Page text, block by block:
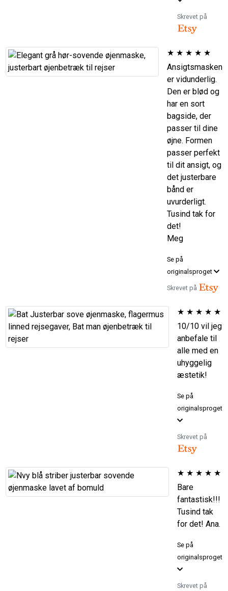
Skrevet på
★ ★ ★ ★ ★
Ansigtsmasken
er vidunderlig.
Den er blød og
har en sort
bagside, der
passer til dine
øjne. Formen
passer perfekt
til dit ansigt, og
det justerbare
bånd er
uvurderligt.
Tusind tak for
det!
Meg
Se på
originalsproget
Skrevet på
★ ★ ★ ★ ★
10/10 vil jeg
anbefale til
alle med en
uhyggelig
æstetik!
Se på
originalsproget
Skrevet på
★ ★ ★ ★ ★
Bare
fantastisk!!!
Tusind tak
for det! Ana.
Se på
originalsproget
Skrevet på